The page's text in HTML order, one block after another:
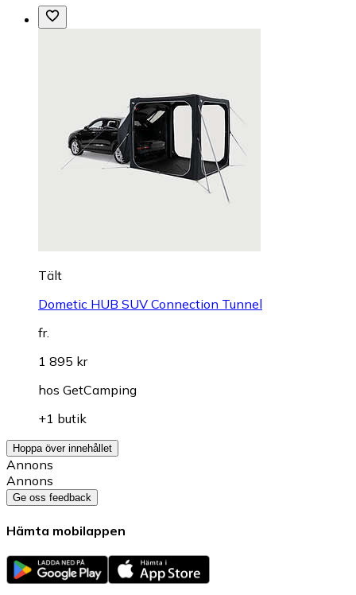
Tält
Dometic HUB SUV Connection Tunnel
fr.
1 895 kr
hos GetCamping
+1 butik
Hoppa över innehållet
Annons
Annons
Ge oss feedback
Hämta mobilappen